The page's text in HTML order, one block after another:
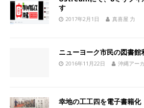
す
2017年2月1日 真喜屋 力
ニューヨーク市民の図書館
2016年11月22日 沖縄アー
幸地の工工四を電子書籍化